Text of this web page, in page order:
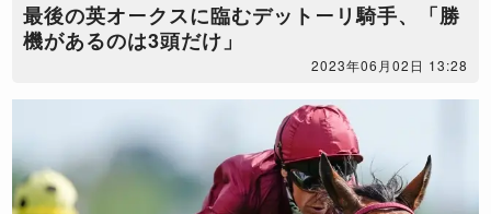
最後の英オークスに臨むデットーリ騎手、「勝
機があるのは3頭だけ」
2023年06月02日 13:28